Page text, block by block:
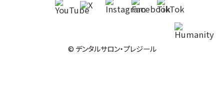
© デンタルサロン・プレジール